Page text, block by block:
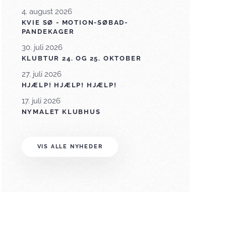
4. august 2026
KVIE SØ - MOTION-SØBAD-
PANDEKAGER
30. juli 2026
KLUBTUR 24. OG 25. OKTOBER
27. juli 2026
HJÆLP! HJÆLP! HJÆLP!
17. juli 2026
NYMALET KLUBHUS
VIS ALLE NYHEDER